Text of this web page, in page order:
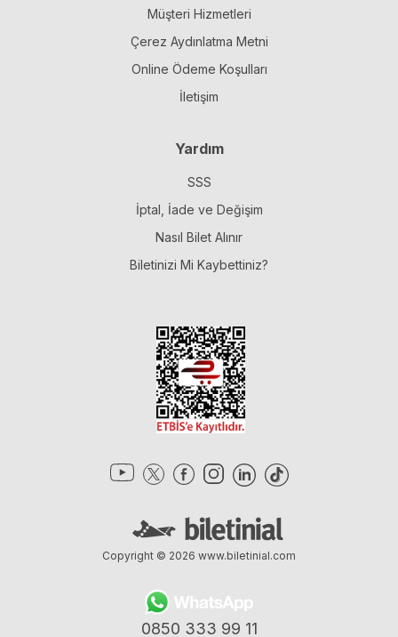
Müşteri Hizmetleri
Çerez Aydınlatma Metni
Online Ödeme Koşulları
İletişim
Yardım
SSS
İptal, İade ve Değişim
Nasıl Bilet Alınır
Biletinizi Mi Kaybettiniz?
0850 333 99 11
Copyright © 2026 www.biletinial.com